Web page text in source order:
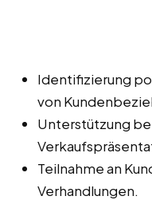
Identifizierung
von
Unterstützung
Teilnahme an
Verhandlungen.